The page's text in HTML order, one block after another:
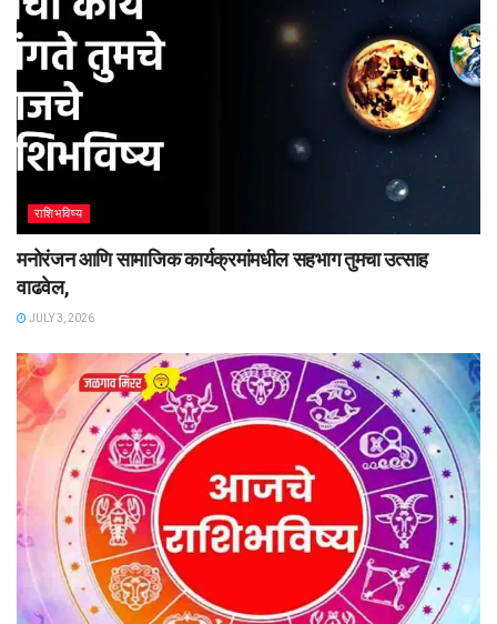
राशिभविष्य
मनोरंजन आणि सामाजिक कार्यक्रमांमधील सहभाग तुमचा उत्साह
वाढवेल,
JULY 3, 2026